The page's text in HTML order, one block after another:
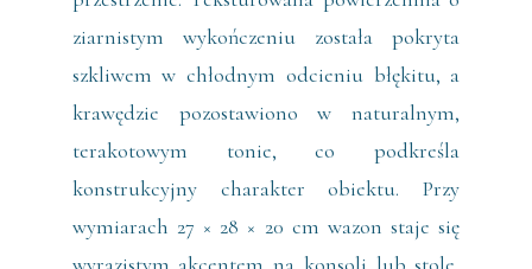
ziarnistym wykończeniu została pokryta
szkliwem w chłodnym odcieniu błękitu, a
krawędzie pozostawiono w naturalnym,
terakotowym tonie, co podkreśla
konstrukcyjny charakter obiektu. Przy
wymiarach 27 × 28 × 20 cm wazon staje się